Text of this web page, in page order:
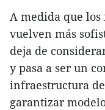
A medida que
vuelven más
deja de
y pasa a ser un
infraestructura
garantizar